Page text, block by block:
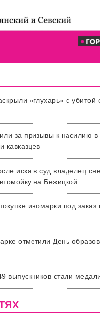
«глухарь» с убитой
за призывы к насилию в
кавказцев
иска в суд владелец
на Бежицкой
иномарки под заказ
отметили День
выпускников стали